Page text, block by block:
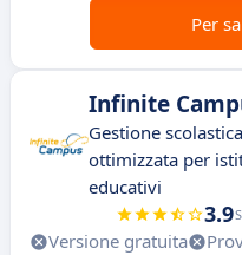
Per
Infinite
Gestione scolastica
ottimizzata per
educativi
3.9
Versione gratuita